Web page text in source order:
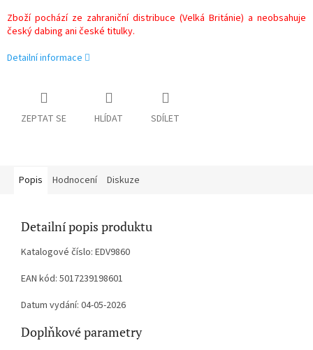
Zboží pochází ze zahraniční distribuce (Velká Británie) a neobsahuje
český dabing ani české titulky.
Detailní informace
ZEPTAT SE HLÍDAT SDÍLET
Popis Hodnocení Diskuze
Detailní popis produktu
Katalogové číslo: EDV9860
EAN kód: 5017239198601
Datum vydání: 04-05-2026
Doplňkové parametry